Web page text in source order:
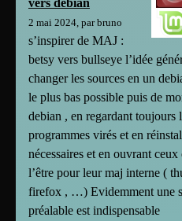
vers debian
2 mai 2024, par bruno
s’inspirer de MAJ :
betsy vers bullseye l’idée
changer les sources en un
le plus bas possible puis de
debian , en regardant toujours
programmes virés et en
nécessaires et en ouvrant
l’être pour leur maj interne (
firefox , …) Evidemment une
préalable est indispensable